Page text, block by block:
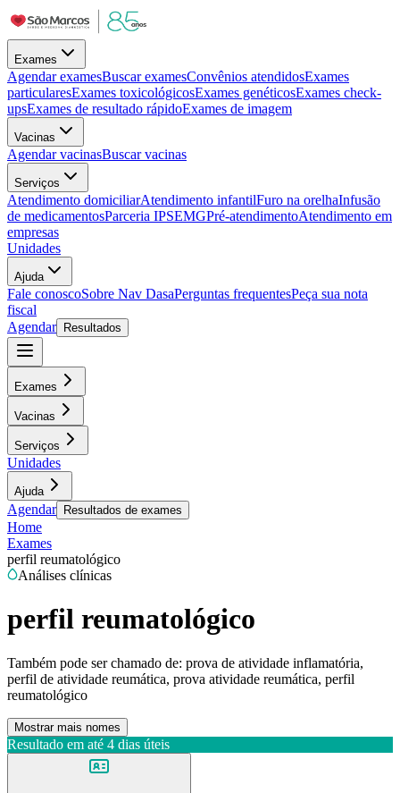
Exames
Agendar examesBuscar examesConvênios atendidosExames
particularesExames toxicológicosExames genéticosExames check-
upsExames de resultado rápidoExames de imagem
Vacinas
Agendar vacinasBuscar vacinas
Serviços
Atendimento domiciliarAtendimento infantilFuro na orelhaInfusão
de medicamentosParceria IPSEMGPré-atendimentoAtendimento em
empresas
Unidades
Ajuda
Fale conoscoSobre Nav DasaPerguntas frequentesPeça sua nota
fiscal
Agendar
Resultados
Exames
Vacinas
Serviços
Unidades
Ajuda
Agendar Resultados de exames
Home
Exames
perfil reumatológico
Análises clínicas
perfil reumatológico
Também pode ser chamado de: prova de atividade inflamatória,
perfil de atividade reumática, prova atividade reumática, perfil
reumatológico
Mostrar mais nomes
Resultado em até 4 dias úteis